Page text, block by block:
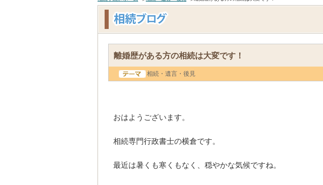
離婚歴がある方の相続は大変です！
相続・遺言・後見
おはようございます。
相続専門行政書士の横倉です。
最近は暑くも寒くもなく、穏やかな気候ですね。